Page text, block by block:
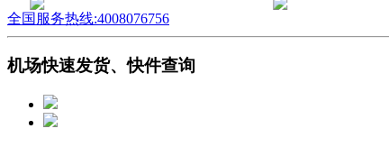
全国服务热线:4008076756
机场快速发货、快件查询